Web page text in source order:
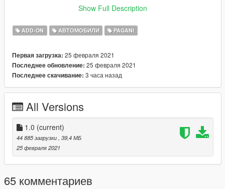
1. Copy the imola folder to
Theft Auto V \ mods \ update \ x64 \ dlcpacks
X: \ Grand Theft Auto V \ update \ update.rpf \ common \ data \
dlclist.xml
Or X:\Grand Theft Auto
V\mods\update\update.update.rpf\common\data\dlclist.xml,
dlcpacks: \imola\
Save and replace with OpenIV.
3. Finish, start the game!
-------------------------------------------------- -----------------------
I wish you all a happy Lantern Festival! ! I hope you forget all
the unfortunate things in 2020, and you will get better in 2021
and live a happy life.
Show Full Description
ADD-ON АВТОМОБИЛИ PAGANI
Первая загрузка: 25 февраля 2021
Последнее обновление: 25 февраля 2021
Последнее скачивание: 3 часа назад
All Versions
1.0 (current)
44 885 загрузки , 39,4 МБ
25 февраля 2021
65 комментариев